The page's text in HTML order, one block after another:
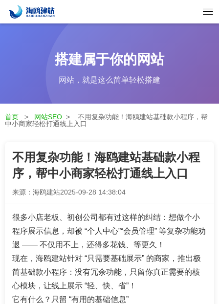
搭建属于你的网站
网站，就是这么简单轻松搭建
首页 > 网站SEO >
不用复杂功能！海鸥建站基础款小程序，帮
中小商家轻松打通线上入口
不用复杂功能！海鸥建站基础款小程
序，帮中小商家轻松打通线上入口
来源：海鸥建站2025-09-28 14:38:04
很多小店老板、初创公司都有过这样的纠结：想做个小
程序展示信息，却被 “个人中心”“会员管理” 等复杂功能劝
退 —— 不仅用不上，还得多花钱、等更久！​
现在，海鸥建站针对 “只需要基础展示” 的商家，推出极
简基础款小程序：没有冗余功能，只留你真正需要的核
心模块，让线上展示 “轻、快、省”！​
它有什么？只留 “有用的基础信息”​